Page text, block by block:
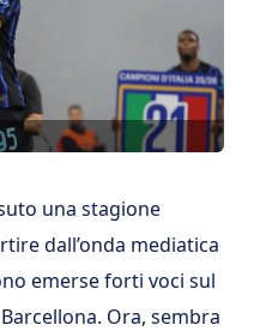
una stagione
dall’onda mediatica
emerse forti voci sul
Ora, sembra